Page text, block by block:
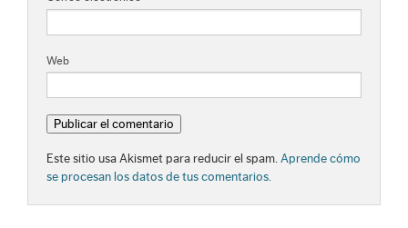
Web
Este sitio usa Akismet para reducir el spam. Aprende cómo
se procesan los datos de tus comentarios.